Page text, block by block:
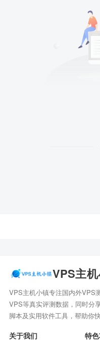
VPS主
VPS主机小镇专注国内外VPS
VPS等真实评测数据，同时分
脚本及实用软件工具，帮助你
关于我们 特